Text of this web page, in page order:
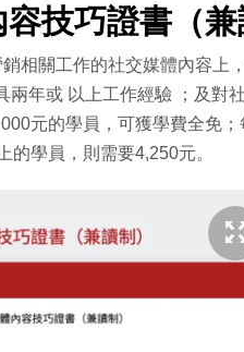
技巧證書（兼
相關工作的社交媒體內容上
年或 以上工作經驗 ；及對
元的學員，可獲學費全免
學員，則需要4,250元。